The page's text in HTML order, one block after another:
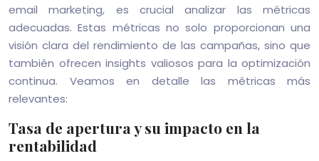
email marketing, es crucial analizar las métricas
adecuadas. Estas métricas no solo proporcionan una
visión clara del rendimiento de las campañas, sino que
también ofrecen insights valiosos para la optimización
continua. Veamos en detalle las métricas más
relevantes:
Tasa de apertura y su impacto en la
rentabilidad